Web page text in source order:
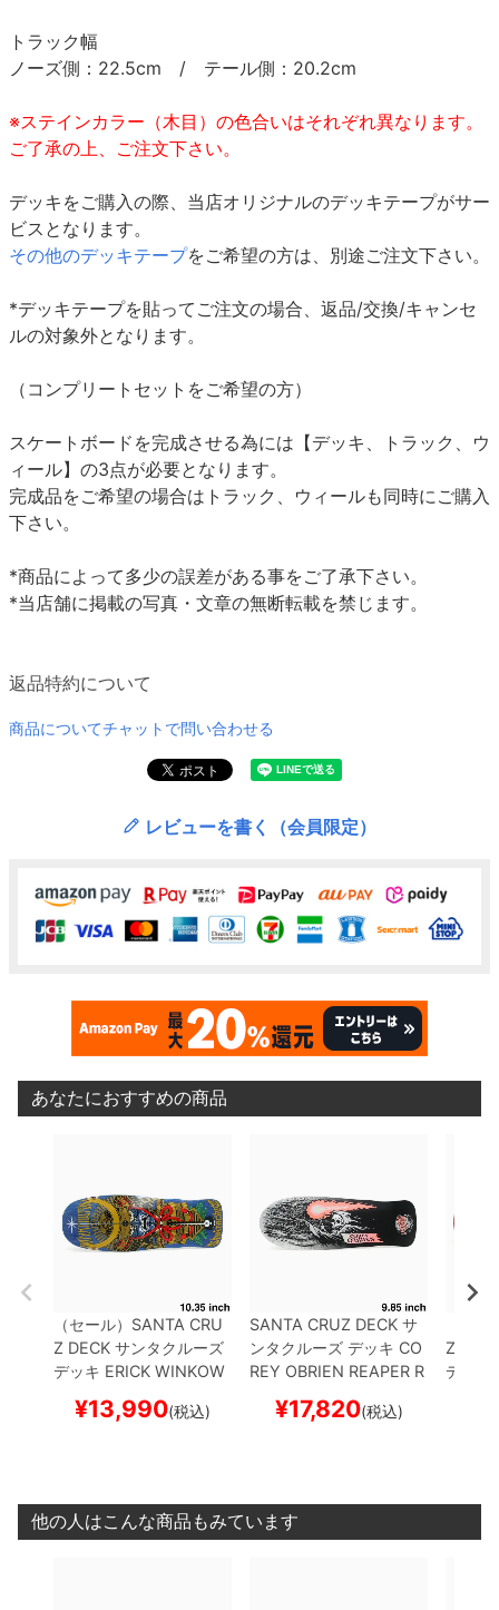
トラック幅
ノーズ側：22.5cm / テール側：20.2cm
※ステインカラー（木目）の色合いはそれぞれ異なります。
ご了承の上、ご注文下さい。
デッキをご購入の際、当店オリジナルのデッキテープがサー
ビスとなります。
その他のデッキテープをご希望の方は、別途ご注文下さい。
*デッキテープを貼ってご注文の場合、返品/交換/キャンセ
ルの対象外となります。
（コンプリートセットをご希望の方）
スケートボードを完成させる為には【デッキ、トラック、ウ
ィール】の3点が必要となります。
完成品をご希望の場合はトラック、ウィールも同時にご購入
下さい。
*商品によって多少の誤差がある事をご了承下さい。
*当店舗に掲載の写真・文章の無断転載を禁じます。
返品特約について
商品についてチャットで問い合わせる
レビューを書く（会員限定）
あなたにおすすめの商品
（セール） SANTA CRU
Z DECK サンタクルーズ
デッキ ERICK WINKOW
ケートボード スケボー
¥13,990(税込)
SANTA CRUZ DECK サ
ンタクルーズ デッキ CO
REY OBRIEN REAPER R
ード スケボー
¥17,820(税込)
Z
デッキ
他の人はこんな商品もみています